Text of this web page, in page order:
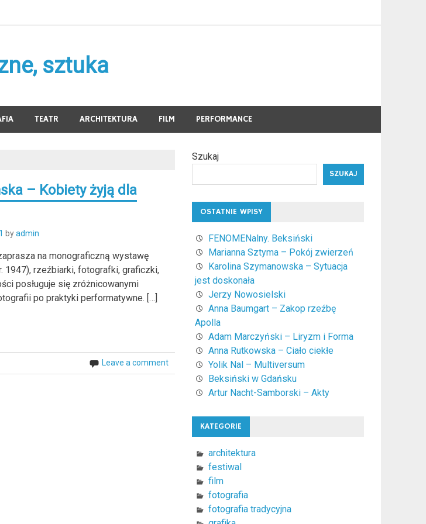
sztuka
TEATR ARCHITEKTURA FILM PERFORMANCE
– Kobiety żyją dla
byadmin
na monograficzną wystawę
1947), rzeźbiarki, fotografki, graficzki,
posługuje się zróżnicowanymi
po praktyki performatywne. […]
Leave a comment
Szukaj
SZUKAJ
OSTATNIE WPISY
FENOMENalny. Beksiński
Marianna Sztyma – Pokój zwierzeń
Karolina Szymanowska – Sytuacja
jest doskonała
Jerzy Nowosielski
Anna Baumgart – Zakop rzeźbę
Apolla
Adam Marczyński – Liryzm i Forma
Anna Rutkowska – Ciało ciekłe
Yolik Nal – Multiversum
Beksiński w Gdańsku
Artur Nacht-Samborski – Akty
KATEGORIE
architektura
festiwal
film
fotografia
fotografia tradycyjna